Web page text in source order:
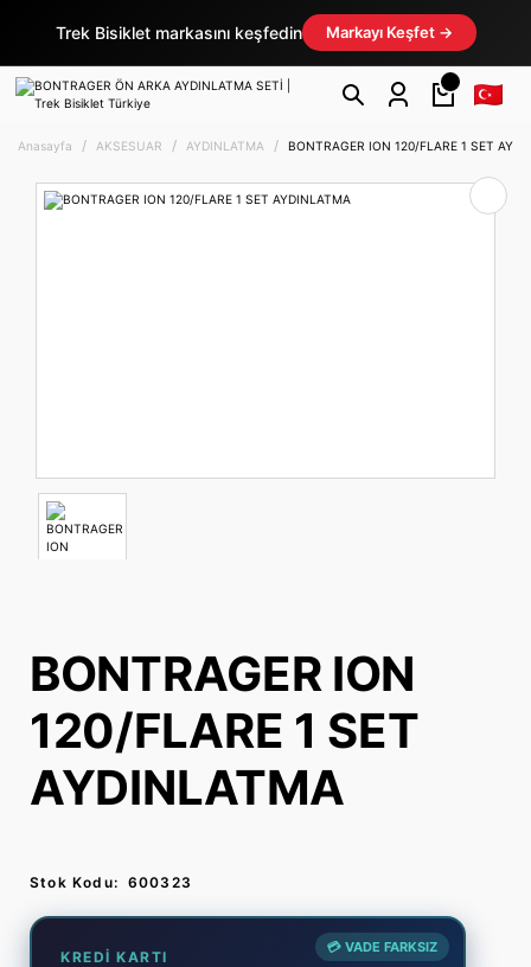
Trek Bisiklet markasını keşfedin Markayı Keşfet →
Anasayfa AKSESUAR AYDINLATMA BONTRAGER ION 120/FLARE 1 SET
BONTRAGER ION
120/FLARE 1 SET
AYDINLATMA
Stok Kodu: 600323
💳 VADE FARKSIZ
KREDI KARTI